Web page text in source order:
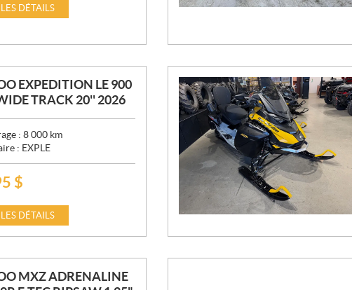
DÉTAILS
EXPEDITION LE 900
TRACK 20'' 2026
: 8 000 km
: EXPLE
$
DÉTAILS
MXZ ADRENALINE